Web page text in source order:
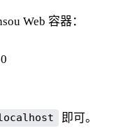
Web 容器：
即可。